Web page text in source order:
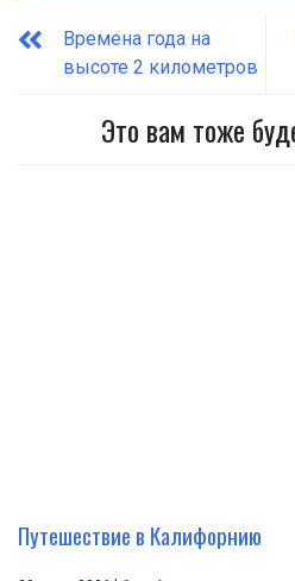
Времена года на
высоте 2 километров
Это вам тоже
Путешествие в Калифорнию